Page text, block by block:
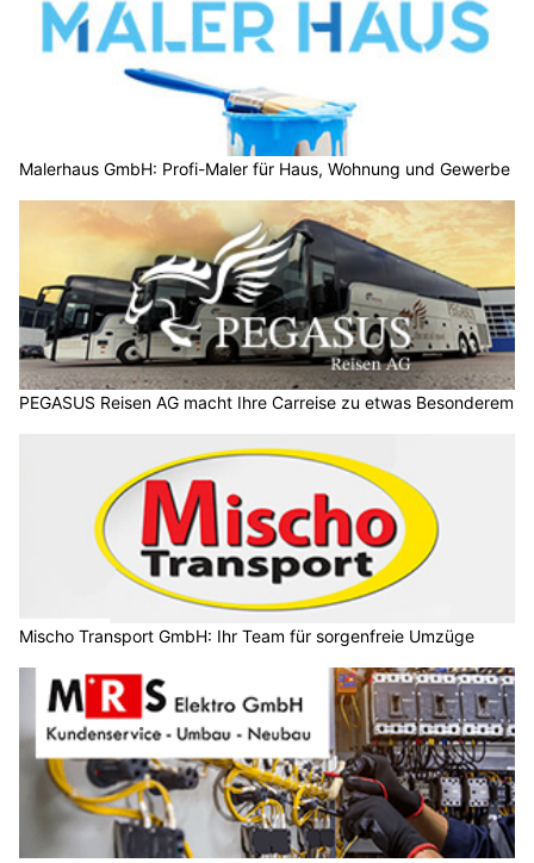
Malerhaus GmbH: Profi-Maler für Haus, Wohnung und Gewerbe
PEGASUS Reisen AG macht Ihre Carreise zu etwas Besonderem
Mischo Transport GmbH: Ihr Team für sorgenfreie Umzüge